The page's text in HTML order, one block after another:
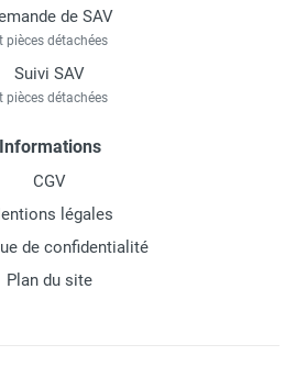
de SAV
pièces détachées
Suivi SAV
pièces détachées
Informations
CGV
légales
de confidentialité
Plan du site